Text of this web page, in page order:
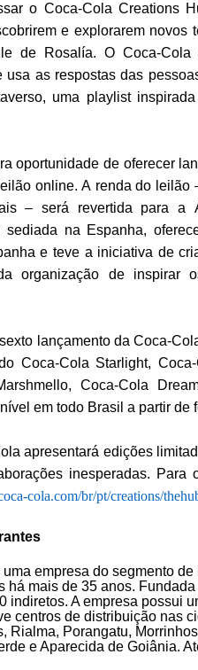
o Coca-Cola Creations
e explorarem novos
de Rosalía. O Coca-
usa as respostas das
uma playlist
oportunidade de oferecer
online. A renda do leilão
– será revertida para a
na Espanha,
e teve a iniciativa de
organização de inspirar
lançamento da Coca-
Coca-Cola Starlight,
Coca-Cola
em todo Brasil a partir de
apresentará edições
inesperadas. Para
cola.com/br/pt/creations/
empresa do segmento
há mais de 35 anos.
indiretos. A empresa possui
centros de distribuição nas
Rialma, Porangatu,
e Aparecida de Goiânia.